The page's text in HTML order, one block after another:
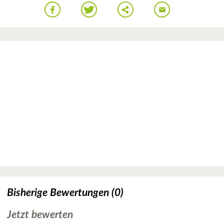
Bisherige Bewertungen (0)
Jetzt bewerten